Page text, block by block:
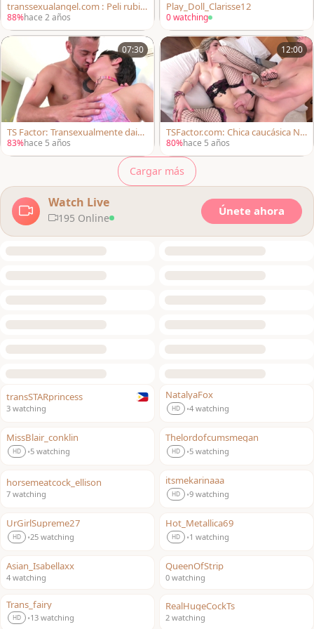
transsexualangel.com : Peli rubia
de garganta profunda con kai bai
ley
88%hace 2 años
Play_Doll_Clarisse12
0 watching
07:30
TS Factor: Transexualmente daisy
taylor en medias apretadas corrid
a
83%hace 5 años
12:00
TSFactor.com: Chica caucásica Na
nda Molinari lujuria boquiabierto
en hd
80%hace 5 años
Cargar más
Watch Live
195 Online
Únete ahora
LIVE
transSTARprincess
3 watching
NatalyaFox
HD •4 watching
MissBlair_conklin
HD •5 watching
Thelordofcumsmegan
HD •5 watching
horsemeatcock_ellison
7 watching
itsmekarinaaa
HD •9 watching
UrGirlSupreme27
HD •25 watching
Hot_Metallica69
HD •1 watching
Asian_Isabellaxx
4 watching
QueenOfStrip
0 watching
Trans_fairy
HD •13 watching
RealHugeCockTs
2 watching